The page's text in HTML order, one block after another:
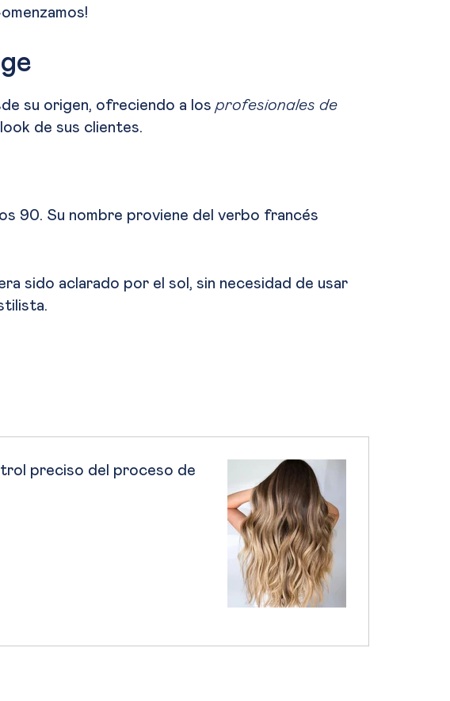
su origen, ofreciendo a los profesionales de
de sus clientes.
90. Su nombre proviene del verbo francés
sido aclarado por el sol, sin necesidad de usar
preciso del proceso de